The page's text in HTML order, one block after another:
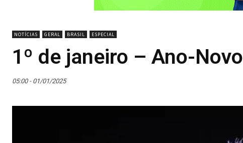
NOTÍCIAS GERAL BRASIL ESPECIAL
1º de janeiro – Ano-Novo
05:00 - 01/01/2025